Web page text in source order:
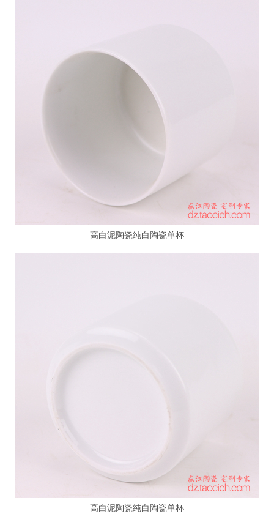
高白泥陶瓷纯白陶瓷单杯
高白泥陶瓷纯白陶瓷单杯